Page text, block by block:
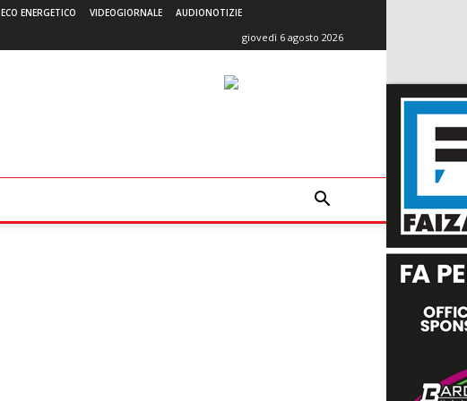
ECO ENERGETICO VIDEOGIORNALE AUDIONOTIZIE
giovedì 6 agosto 2026